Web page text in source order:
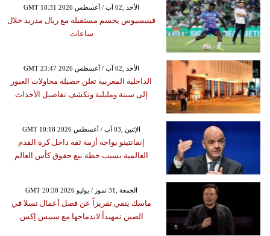
GMT 18:31 2026 الأحد ,02 آب / أغسطس
فينيسيوس يحسم مستقبله مع ريال مدريد خلال
ساعات
GMT 23:47 2026 الأحد ,02 آب / أغسطس
الداخلية المغربية تعلن حصيلة محاولات العبور
إلى سبتة ومليلية وتكشف تفاصيل الأحداث
GMT 10:18 2026 الإثنين ,03 آب / أغسطس
إنفانتينو يواجه أزمة ثقة داخل كرة القدم
العالمية بسبب خطة بيع حقوق كأس العالم
GMT 20:38 2026 الجمعة ,31 تموز / يوليو
ماسك ينفي تقريراً عن فصل أعمال تسلا في
الصين تمهيداً لاندماجها مع سبيس إكس